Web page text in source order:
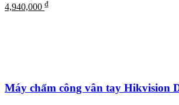
4,940,000 ₫
Máy chấm công vân tay Hikvision